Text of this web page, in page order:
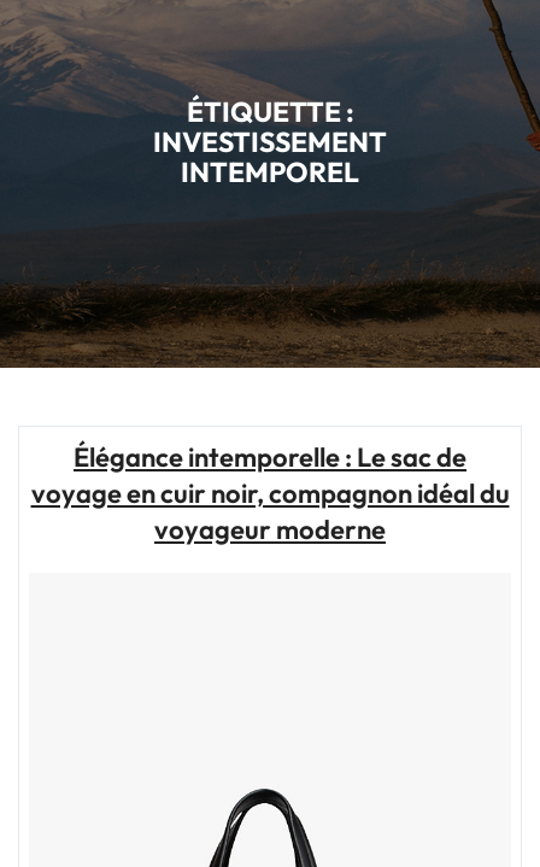
ÉTIQUETTE :
INVESTISSEMENT
INTEMPOREL
Élégance intemporelle : Le sac de
voyage en cuir noir, compagnon idéal du
voyageur moderne